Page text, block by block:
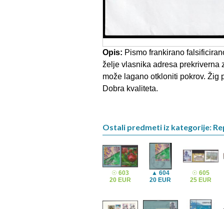
Opis: Pismo frankirano
želje vlasnika adresa prekriverna
može lagano otkloniti pokrov. Žig
Dobra kvaliteta.
Ostali predmeti iz kategorije:
☉ 603
20 EUR
▲ 604
20 EUR
☉ 605
25 EUR